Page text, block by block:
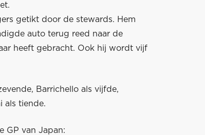
getikt door de stewards. Hem
auto terug reed naar de
heeft gebracht. Ook hij wordt vijf
Barrichello als vijfde,
als tiende.
GP van Japan: